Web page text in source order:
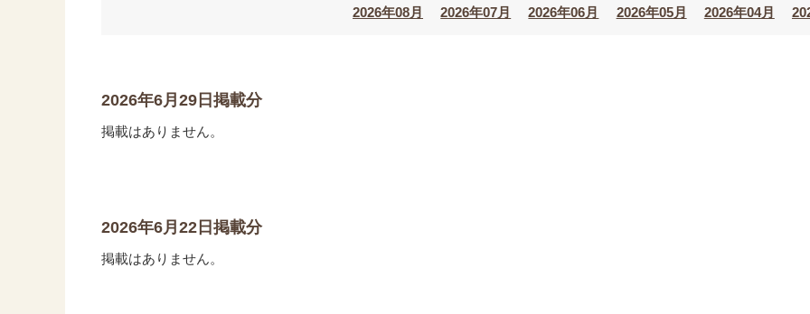
2026年08月 2026年07月 2026年06月 2026年05月 2026年04月
2026年6月29日掲載分
掲載はありません。
2026年6月22日掲載分
掲載はありません。